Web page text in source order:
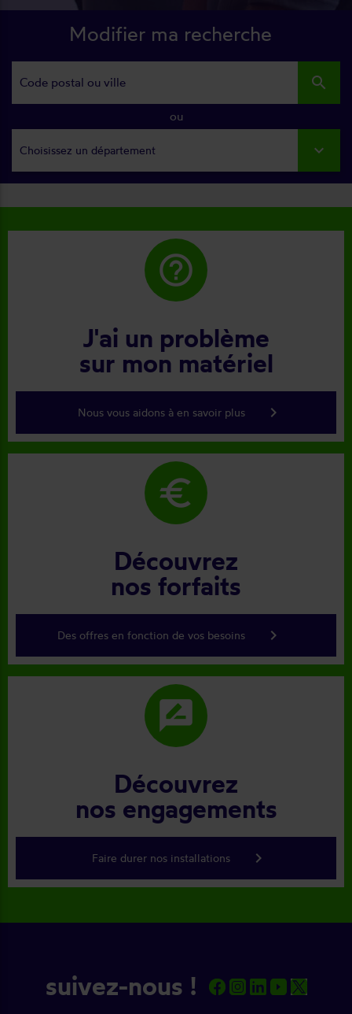
Modifier ma recherche
search
ou
Choisissez un département
help_outline
J'ai un problème
sur mon matériel
Nous vous aidons à en savoir plus keyboard_arrow_right
euro
Découvrez
nos forfaits
Des offres en fonction de vos besoins keyboard_arrow_right
rate_review
Découvrez
nos engagements
Faire durer nos installations keyboard_arrow_right
suivez-nous !